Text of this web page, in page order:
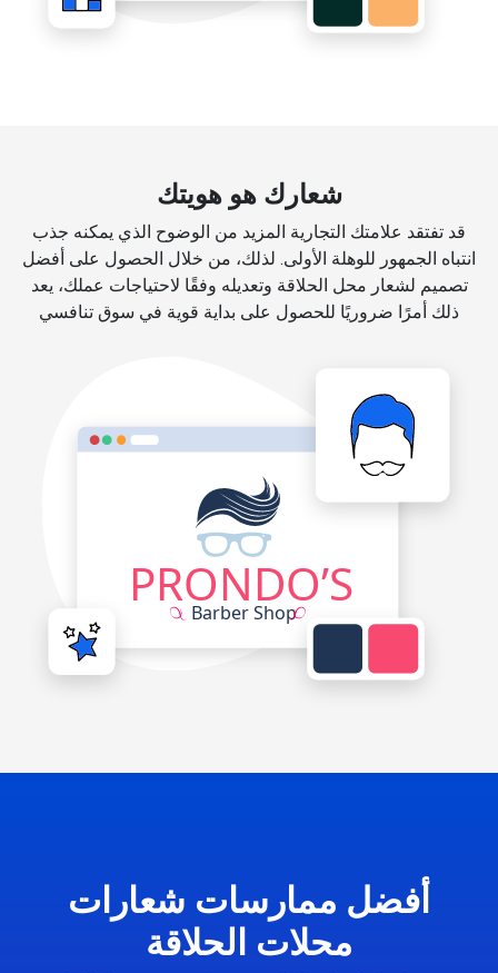
شعارك هو هويتك
قد تفتقد علامتك التجارية المزيد من الوضوح الذي يمكنه جذب
انتباه الجمهور للوهلة الأولى. لذلك، من خلال الحصول على أفضل
تصميم لشعار محل الحلاقة وتعديله وفقًا لاحتياجات عملك، يعد
ذلك أمرًا ضروريًا للحصول على بداية قوية في سوق تنافسي
أفضل ممارسات شعارات
محلات الحلاقة